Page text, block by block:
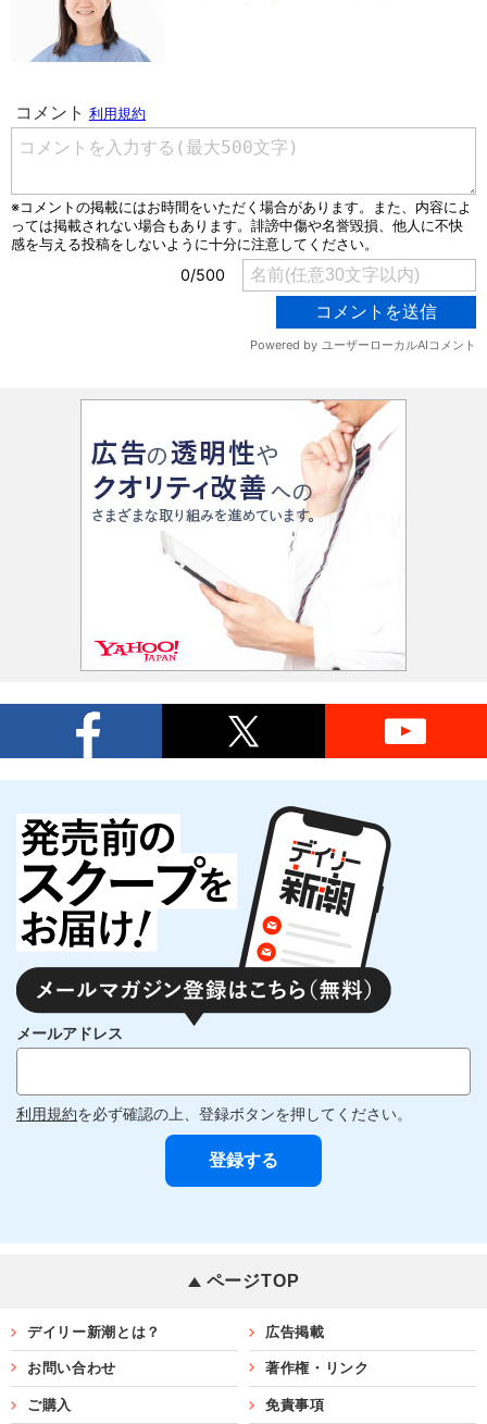
メールアドレス
利用規約を必ず確認の上、登録ボタンを押してください。
ページTOP
デイリー新潮とは？ 広告掲載
お問い合わせ 著作権・リンク
ご購入 免責事項